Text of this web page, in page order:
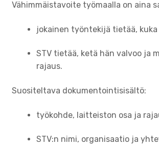
Vähimmäistavoite työmaalla on aina
jokainen työntekijä tietää, kuka
STV tietää, ketä hän valvoo ja
rajaus.
Suositeltava dokumentointisisältö:
työkohde, laitteiston osa ja
STV:n nimi, organisaatio ja